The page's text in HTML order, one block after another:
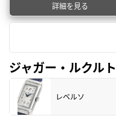
詳細を見る
ジャガー・ルクル
レベルソ